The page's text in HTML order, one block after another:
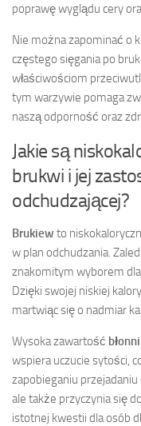
poprawę wyglądu cery
Nie można zapominać o
częstego sięgania po
właściwościom
tym warzywie pomaga
naszą odporność oraz
Jakie są
brukwi i jej
odchudzającej?
Brukiew to
w plan odchudzania.
znakomitym wyborem
Dzięki swojej niskiej
martwiąc się o nadmiar
Wysoka zawartość
wspiera uczucie sytości,
zapobieganiu przejadaniu
ale także przyczynia się
istotnej kwestii dla osób